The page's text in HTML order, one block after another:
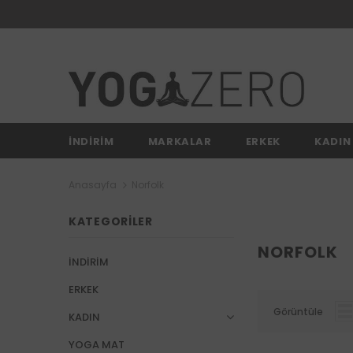
İNDİRİM MARKALAR ERKEK KADIN
KATEGORILER
İNDİRİM
ERKEK
KADIN
YOGA MAT
NORFOLK
Görüntüle